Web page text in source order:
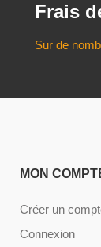
Frais
Sur de
MON
Créer un
Connexion